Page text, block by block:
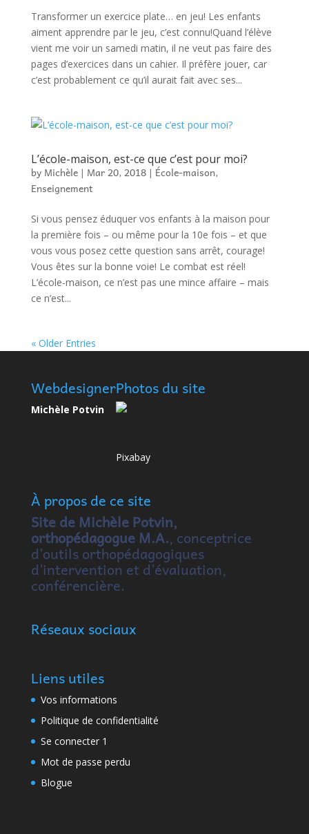
Transformer un exercice plate… en jeu! Les enfants
aiment apprendre par le jeu, c’est connu!Quand l’élève
vient me voir un samedi matin, il ne veut pas faire des
pages d’exercices dans un cahier. Il préfère jouer, car
c’est probablement ce qu’il aurait fait avec ses...
L’école-maison, est-ce que c’est pour moi?
by Michèle| Mar 20, 2018| École-maison,
Enseignement
Si vous pensez éduquer vos enfants à la maison pour
la première fois – ou même pour la 10e fois – et que
vous vous posez cette question sans arrêt, courage!
Vous êtes sur la bonne voie! Le combat est réel!
L’école-maison, ce n’est pas une mince affaire – mais
ce n’est...
« Older Entries
Webdesigner
Michèle Potvin
Photos du site
Pixabay
À propos de ce site
Site de Michèle Potvin,
orthopédagogue M.A., conceptrice
d’outils orthopédagogiques
d’intervention et d’évaluation,
conférencière.
Réseaux sociaux
Liens utiles
Vos informations
Politique de confidentialité
Se connecter 1
Mot de passe perdu
Blogue